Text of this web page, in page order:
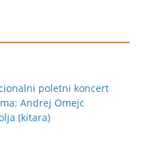
poletni koncert
Andrej Omejc
(kitara)